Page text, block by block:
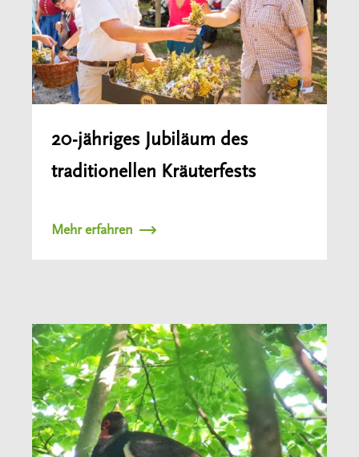
20-jähriges Jubiläum des
traditionellen Kräuterfests
Mehr erfahren